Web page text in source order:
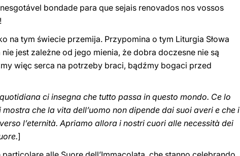
bondade para que sejais renovados nos vossos
na tym świecie przemija. Przypomina o tym Liturgia Słowa
jest zależne od jego mienia, że dobra doczesne nie są
więc serca na potrzeby braci, bądźmy bogaci przed
ci insegna che tutto passa in questo mondo. Ce lo
che la vita dell’uomo non dipende dai suoi averi e che i
l’eternità. Apriamo allora i nostri cuori alle necessità dei
]